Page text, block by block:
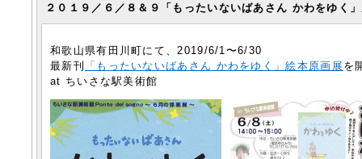
２０１９／６／８＆９「もったいないばあさん かわをゆく
和歌山県有田川町にて、2019/6/1〜6/30
最新刊
「もったいないばあさん かわをゆく」絵本原画展 を
at ちいさな駅美術館